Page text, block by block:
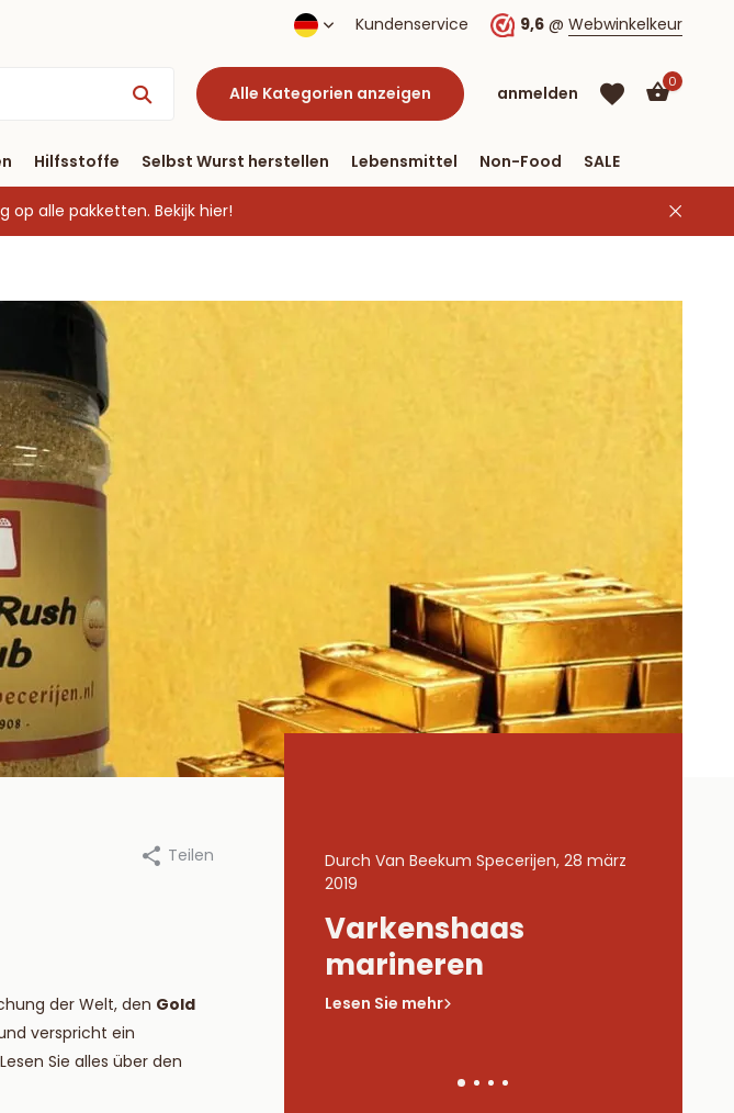
Deutschland ab € 40 & Zahlung per PayPalKundenservice 9,6 @ Webwinkelkeur
Alle Kategorien anzeigen anmelden
0
Hilfsstoffe Selbst Wurst herstellen Lebensmittel Non-Food SALE
op alle pakketten. Bekijk hier!
Teilen
der Welt, den Gold
verspricht ein
Sie alles über den
Durch Van Beekum Specerijen, 28 märz
Lesen Sie mehr
Durch Van Beekum Specerijen, 28 märz
2019
Varkenshaas
marineren
Lesen Sie mehr